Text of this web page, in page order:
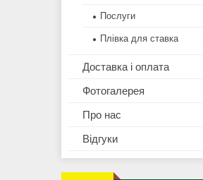
Послуги
Плівка для ставка
Доставка і оплата
Фотогалерея
Про нас
Відгуки